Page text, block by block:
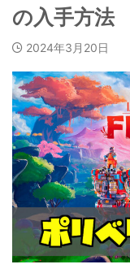
の入手方法
2024年3月20日